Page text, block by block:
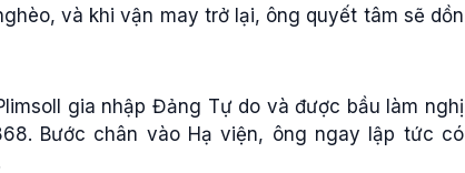
và khi vận may trở lại, ông quyết tâm sẽ dồn
gia nhập Đảng Tự do và được bầu làm nghị
Bước chân vào Hạ viện, ông ngay lập tức có